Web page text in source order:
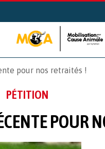
pour nos retraités !
PÉTITION
POUR